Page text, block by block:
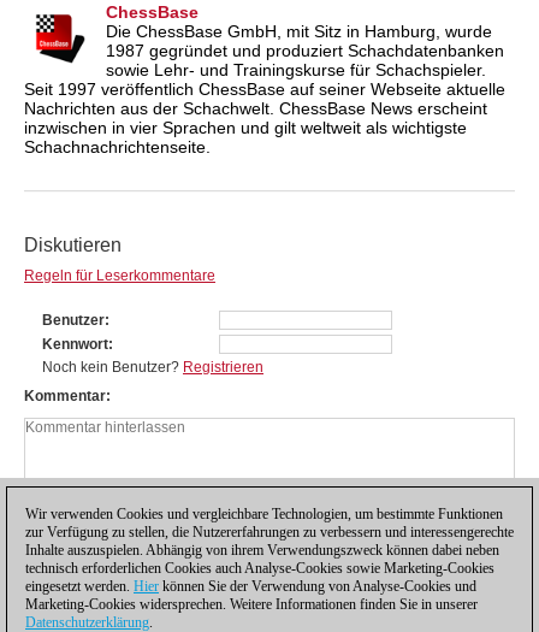
ChessBase
Die ChessBase GmbH, mit Sitz in Hamburg, wurde
1987 gegründet und produziert Schachdatenbanken
sowie Lehr- und Trainingskurse für Schachspieler.
Seit 1997 veröffentlich ChessBase auf seiner Webseite aktuelle
Nachrichten aus der Schachwelt. ChessBase News erscheint
inzwischen in vier Sprachen und gilt weltweit als wichtigste
Schachnachrichtenseite.
Diskutieren
Regeln für Leserkommentare
Benutzer
Kennwort
Noch kein Benutzer? Registrieren
Kommentar
Wir verwenden Cookies und vergleichbare Technologien, um bestimmte Funktionen
zur Verfügung zu stellen, die Nutzererfahrungen zu verbessern und interessengerechte
Inhalte auszuspielen. Abhängig von ihrem Verwendungszweck können dabei neben
technisch erforderlichen Cookies auch Analyse-Cookies sowie Marketing-Cookies
eingesetzt werden. Hier können Sie der Verwendung von Analyse-Cookies und
Marketing-Cookies widersprechen. Weitere Informationen finden Sie in unserer
Datenschutzerklärung.